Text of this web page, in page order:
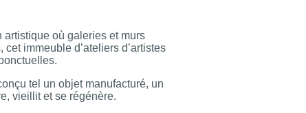
où galeries et murs
immeuble d’ateliers d’artistes
tel un objet manufacturé, un
vieillit et se régénère.